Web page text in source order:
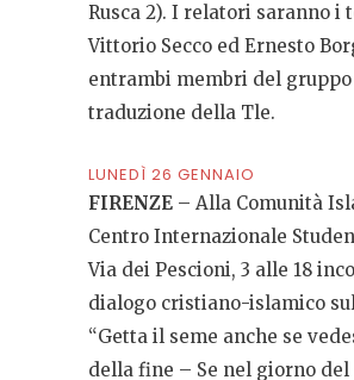
Rusca 2). I relatori saranno i
Vittorio Secco ed Ernesto
entrambi membri del
traduzione della Tle.
LUNEDÌ 26 GENNAIO
FIRENZE – Alla Comunità
Centro Internazionale
Via dei Pescioni, 3 alle 18
dialogo cristiano-islamico
“Getta il seme anche se
della fine – Se nel giorno